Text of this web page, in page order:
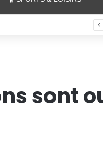
sont